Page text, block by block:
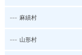
--- 麻績村
--- 山形村